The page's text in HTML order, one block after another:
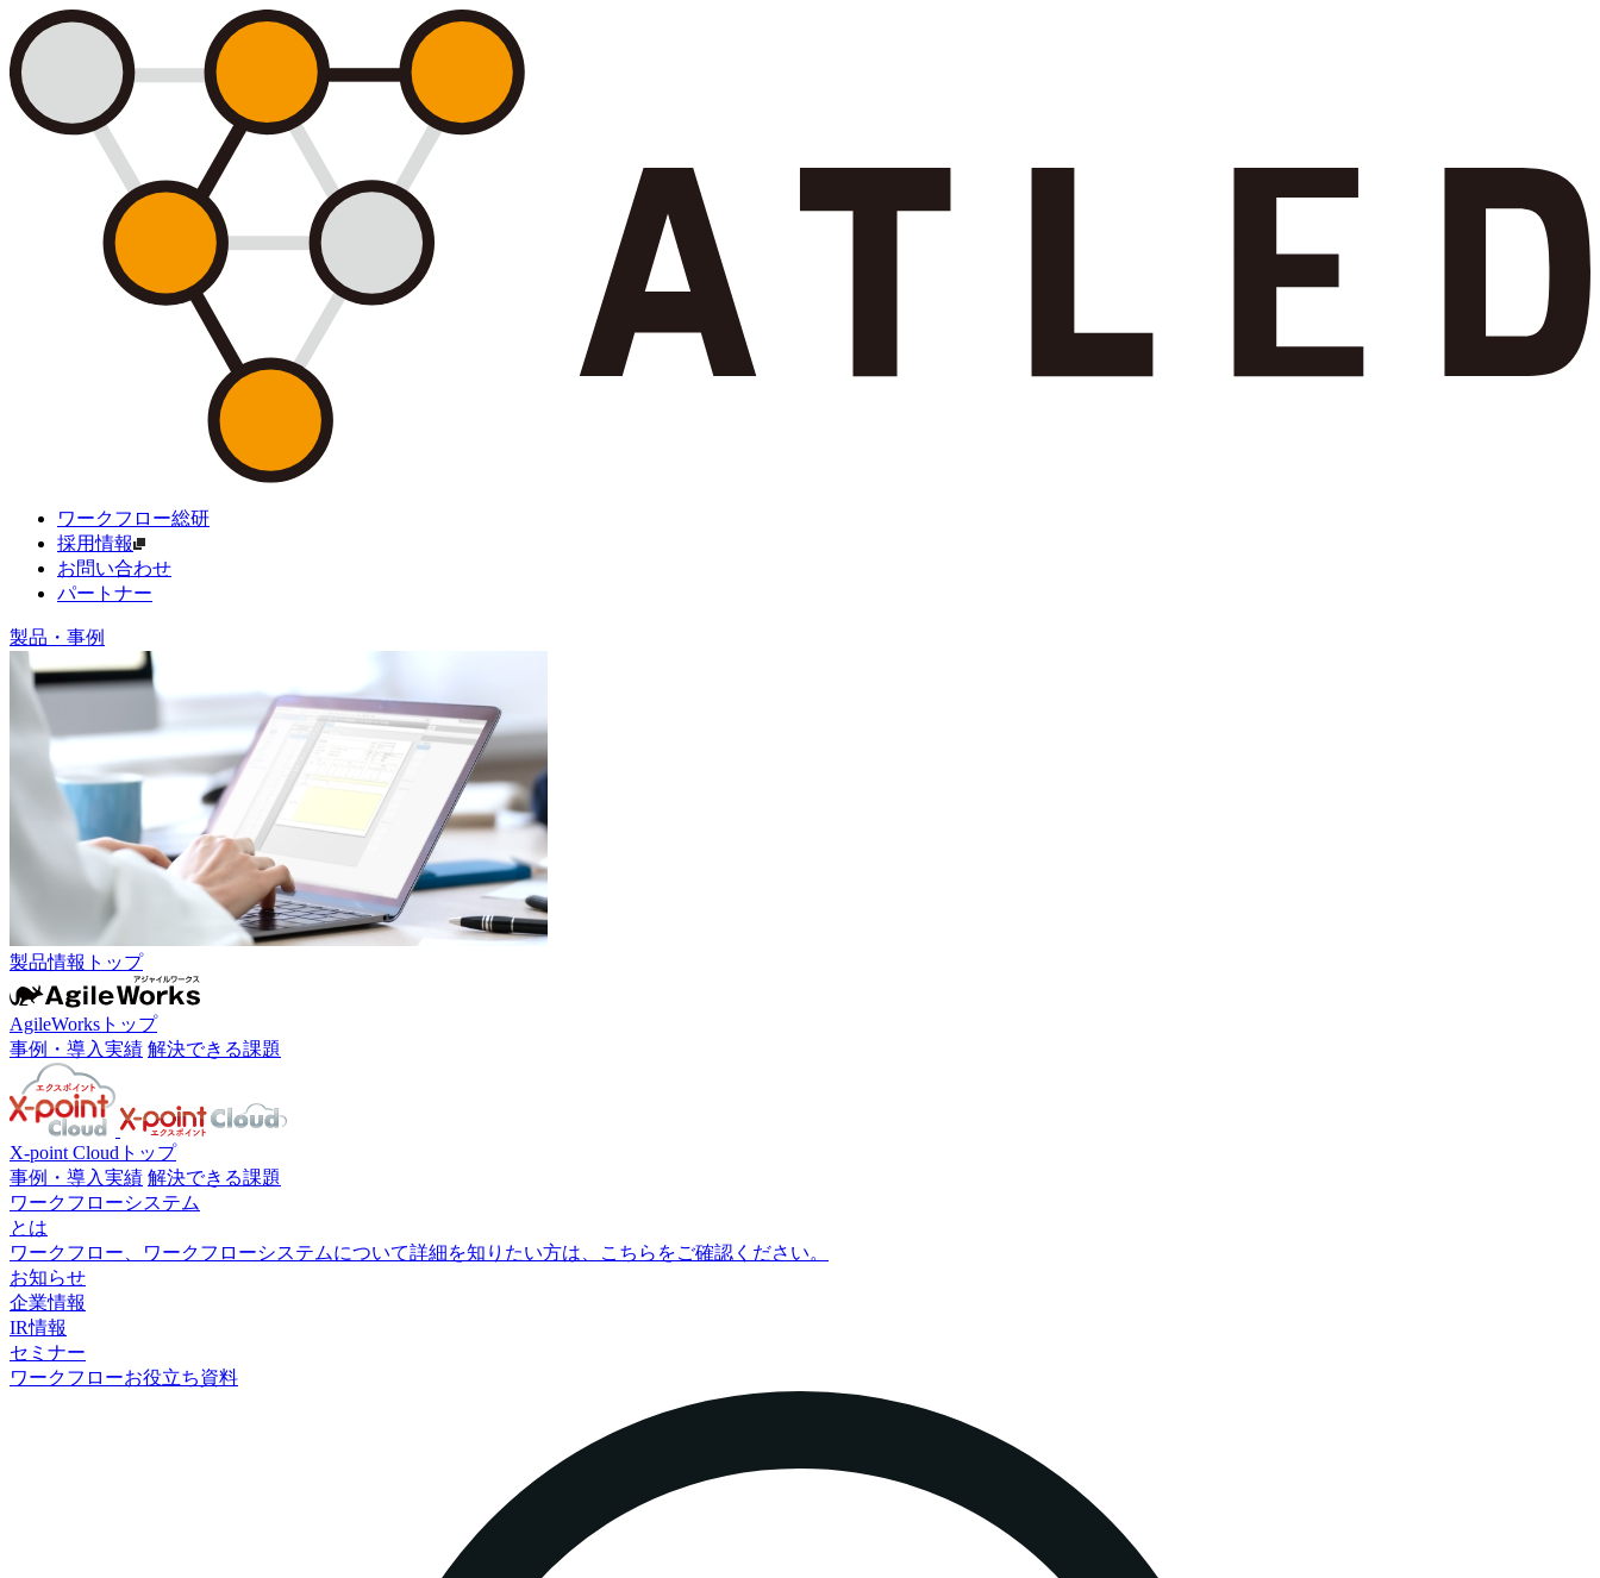
ワークフロー総研
採用情報
お問い合わせ
パートナー
製品・事例
製品情報トップ
AgileWorksトップ
事例・導入実績 解決できる課題
X-point Cloudトップ
事例・導入実績 解決できる課題
ワークフローシステム
とは
ワークフロー、ワークフローシステムについて詳細を知りたい方は、こちらをご確認ください。
お知らせ
企業情報
IR情報
セミナー
ワークフローお役立ち資料